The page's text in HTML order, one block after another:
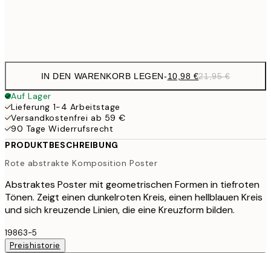
IN DEN WARENKORB LEGEN-10,98 €21,95 €
Auf Lager
Lieferung 1-4 Arbeitstage
Versandkostenfrei ab 59 €
90 Tage Widerrufsrecht
PRODUKTBESCHREIBUNG
Rote abstrakte Komposition Poster
Abstraktes Poster mit geometrischen Formen in tiefroten
Tönen. Zeigt einen dunkelroten Kreis, einen hellblauen Kreis
und sich kreuzende Linien, die eine Kreuzform bilden.
19863-5
Preishistorie